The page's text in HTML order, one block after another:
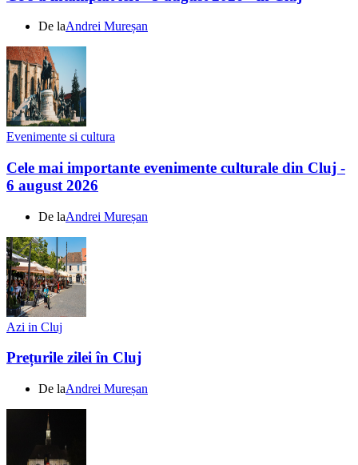
De laAndrei Mureșan
Evenimente si cultura
Cele mai importante evenimente culturale din Cluj -
6 august 2026
De laAndrei Mureșan
Azi in Cluj
Prețurile zilei în Cluj
De laAndrei Mureșan